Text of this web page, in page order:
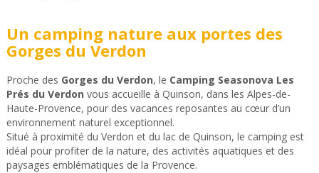
Un camping nature aux portes des
Gorges du Verdon
Proche des Gorges du Verdon, le Camping Seasonova Les
Prés du Verdon vous accueille à Quinson, dans les Alpes-de-
Haute-Provence, pour des vacances reposantes au cœur d’un
environnement naturel exceptionnel.
Situé à proximité du Verdon et du lac de Quinson, le camping est
idéal pour profiter de la nature, des activités aquatiques et des
paysages emblématiques de la Provence.